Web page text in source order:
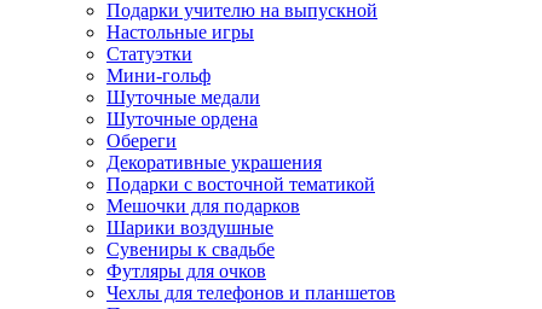
Подарки учителю на выпускной
Настольные игры
Статуэтки
Мини-гольф
Шуточные медали
Шуточные ордена
Обереги
Декоративные украшения
Подарки с восточной тематикой
Мешочки для подарков
Шарики воздушные
Сувениры к свадьбе
Футляры для очков
Чехлы для телефонов и планшетов